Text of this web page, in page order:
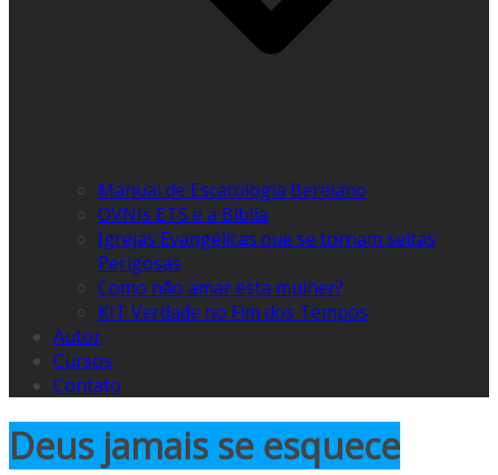
Manual de Escatologia Bereiano
OVNIs ETS e a Bíblia
Igrejas Evangélicas que se tornam seitas
Perigosas
Como não amar esta mulher?
KIT Verdade no Fim dos Tempos
Autor
Cursos
Contato
Deus jamais se esquece